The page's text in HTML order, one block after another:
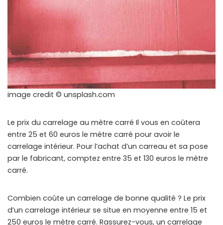
image credit © unsplash.com
Le prix du carrelage au mètre carré Il vous en coûtera
entre 25 et 60 euros le mètre carré pour avoir le
carrelage intérieur. Pour l’achat d’un carreau et sa pose
par le fabricant, comptez entre 35 et 130 euros le mètre
carré.
Combien coûte un carrelage de bonne qualité ? Le prix
d’un carrelage intérieur se situe en moyenne entre 15 et
250 euros le mètre carré. Rassurez-vous, un carrelage